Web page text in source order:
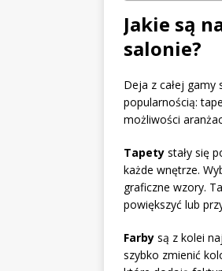
Jakie są
salonie?
Deja z całej
popularnością:
możliwości
Tapety stały się
każde wnętrze.
graficzne wzory.
powiększyć lub
Farby są z kolei
szybko zmienić